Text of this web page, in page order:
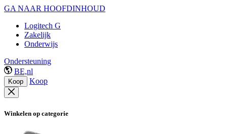
GA NAAR HOOFDINHOUD
Logitech G
Zakelijk
Onderwijs
Ondersteuning
BE,nl
Koop Koop
Winkelen op categorie